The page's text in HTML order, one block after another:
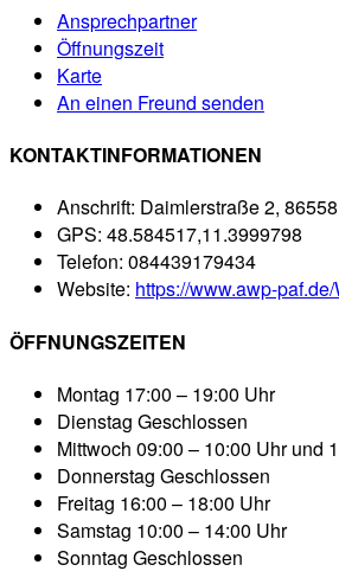
Ansprechpartner
Öffnungszeit
Karte
An einen Freund senden
KONTAKTINFORMATIONEN
Anschrift: Daimlerstraße 2,
GPS: 48.584517,11.3999798
Telefon: 084439179434
Website: https://www.awp-
ÖFFNUNGSZEITEN
Montag 17:00 – 19:00 Uhr
Dienstag Geschlossen
Mittwoch 09:00 – 10:00 Uhr und
Donnerstag Geschlossen
Freitag 16:00 – 18:00 Uhr
Samstag 10:00 – 14:00 Uhr
Sonntag Geschlossen